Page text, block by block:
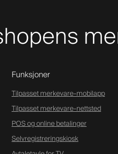
Funksjoner
Tilpasset merkevare-mobilapp
Tilpasset merkevare-nettsted
POS og online betalinger
Selvregistreringskiosk